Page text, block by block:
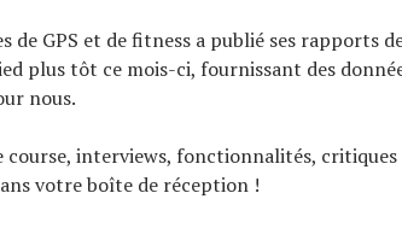
de GPS et de fitness a publié ses rapports
plus tôt ce mois-ci, fournissant des
nous.
course, interviews, fonctionnalités, critiques
votre boîte de réception !